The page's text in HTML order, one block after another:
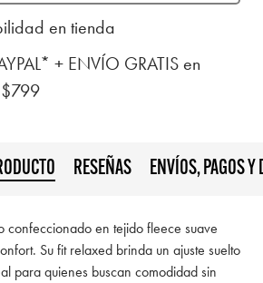
en tienda
+ ENVÍO GRATIS en
RESEÑAS ENVÍOS, PAGOS Y
confeccionado en tejido fleece suave
Su fit relaxed brinda un ajuste suelto
para quienes buscan comodidad sin